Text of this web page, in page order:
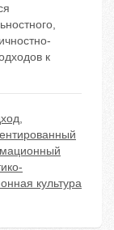
к
,
культура